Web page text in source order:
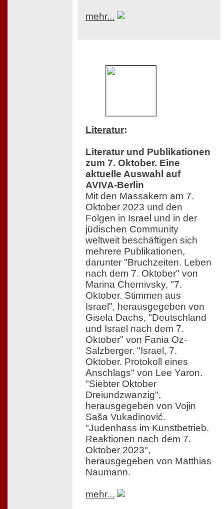
mehr...
Literatur:
Literatur und Publikationen
zum 7. Oktober. Eine
aktuelle Auswahl auf
AVIVA-Berlin
Mit den Massakern am 7.
Oktober 2023 und den
Folgen in Israel und in der
jüdischen Community
weltweit beschäftigen sich
mehrere Publikationen,
darunter "Bruchzeiten. Leben
nach dem 7. Oktober" von
Marina Chernivsky, "7.
Oktober. Stimmen aus
Israel", herausgegeben von
Gisela Dachs, "Deutschland
und Israel nach dem 7.
Oktober" von Fania Oz-
Salzberger. "Israel, 7.
Oktober. Protokoll eines
Anschlags" von Lee Yaron.
"Siebter Oktober
Dreiundzwanzig",
herausgegeben von Vojin
Saša Vukadinović.
"Judenhass im Kunstbetrieb.
Reaktionen nach dem 7.
Oktober 2023",
herausgegeben von Matthias
Naumann.
mehr...